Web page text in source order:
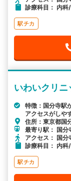
診療科目： 内
駅チカ
いわいクリニ
特徴：国分寺駅
アクセスがしや
住所：東京都国
最寄り駅： 国
アクセス： 国
診療科目： 内科
駅チカ